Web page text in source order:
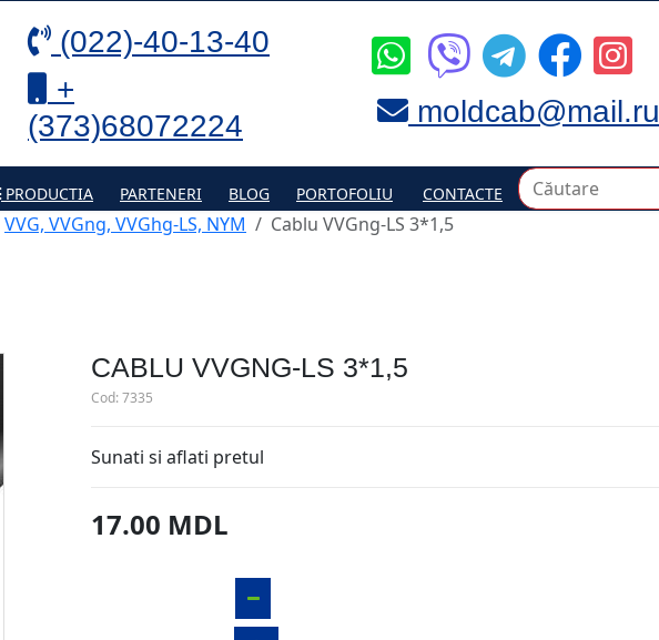
(022)-40-13-40
+
(373)68072224
moldcab@mail.ru
PRODUCTIA PARTENERI BLOG PORTOFOLIU CONTACTE
VVG, VVGng, VVGhg-LS, NYM Cablu VVGng-LS 3*1,5
CABLU VVGNG-LS 3*1,5
Cod:7335
Sunati si aflati pretul
17.00 MDL